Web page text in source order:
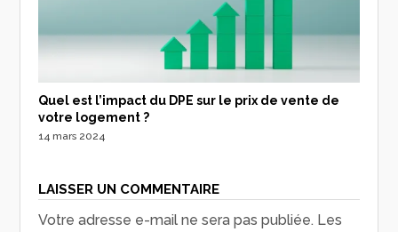
Quel est l’impact du DPE sur le prix de vente de
votre logement ?
14 mars 2024
LAISSER UN COMMENTAIRE
Votre adresse e-mail ne sera pas publiée. Les